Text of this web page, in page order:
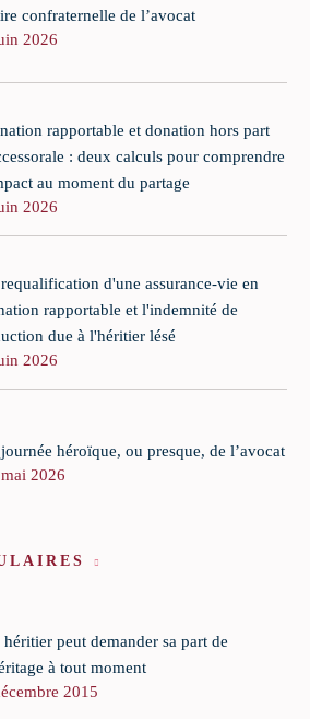
confraternelle de l’avocat
2026
rapportable et donation hors part
: deux calculs pour comprendre
au moment du partage
2026
d'une assurance-vie en
rapportable et l'indemnité de
due à l'héritier lésé
2026
héroïque, ou presque, de l’avocat
2026
peut demander sa part de
à tout moment
2015